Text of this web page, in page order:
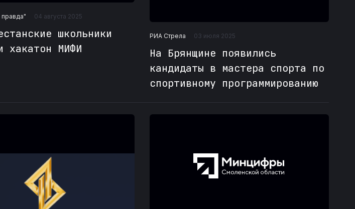
правда" 04 августа 2025
школьники
хакатон МИФИ
РИА Стрела 03 июля 2025
На Брянщине появились
кандидаты в мастера спорта по
спортивному программированию